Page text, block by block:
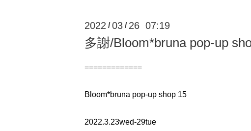
2022 /03 / 26 07:19
多謝/Bloom*bruna pop-up
=============
Bloom*bruna pop-up shop 15
2022.3.23wed-29tue